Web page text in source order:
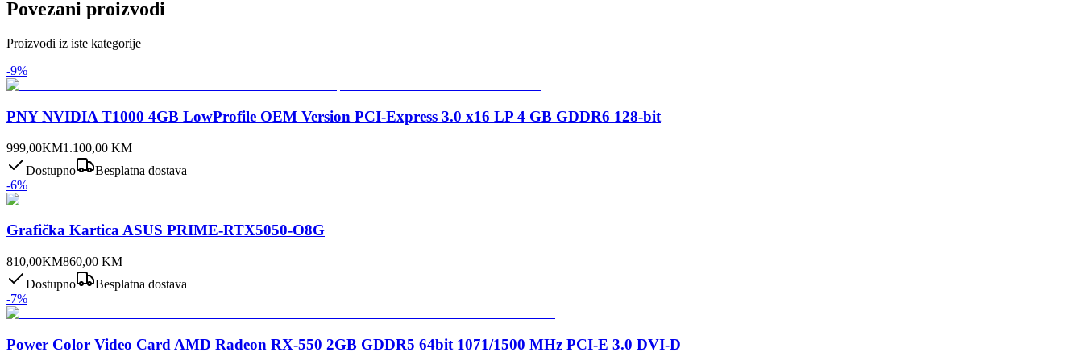
Povezani proizvodi
Proizvodi iz iste kategorije
-9%
PNY NVIDIA T1000 4GB LowProfile OEM Version PCI-Express 3.0 x16 LP 4 GB GDDR6 128-bit
999,00KM1.100,00 KM
Dostupno
Besplatna dostava
-6%
Grafička Kartica ASUS PRIME-RTX5050-O8G
810,00KM860,00 KM
Dostupno
Besplatna dostava
-7%
Power Color Video Card AMD Radeon RX-550 2GB GDDR5 64bit 1071/1500 MHz PCI-E 3.0 DVI-D